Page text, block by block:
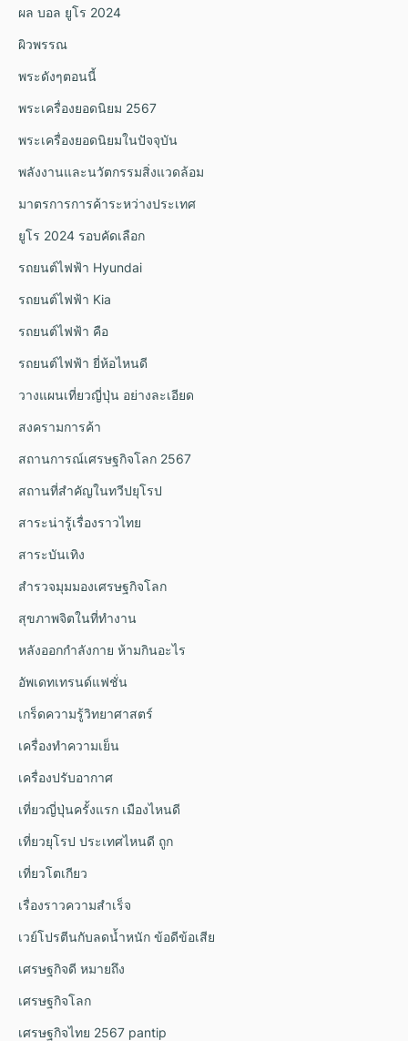
ผล บอล ยูโร 2024
ผิวพรรณ
พระดังๆตอนนี้
พระเครื่องยอดนิยม 2567
พระเครื่องยอดนิยมในปัจจุบัน
พลังงานและนวัตกรรมสิ่งแวดล้อม
มาตรการการค้าระหว่างประเทศ
ยูโร 2024 รอบคัดเลือก
รถยนต์ไฟฟ้า Hyundai
รถยนต์ไฟฟ้า Kia
รถยนต์ไฟฟ้า คือ
รถยนต์ไฟฟ้า ยี่ห้อไหนดี
วางแผนเที่ยวญี่ปุ่น อย่างละเอียด
สงครามการค้า
สถานการณ์เศรษฐกิจโลก 2567
สถานที่สำคัญในทวีปยุโรป
สาระน่ารู้เรื่องราวไทย
สาระบันเทิง
สำรวจมุมมองเศรษฐกิจโลก
สุขภาพจิตในที่ทำงาน
หลังออกกําลังกาย ห้ามกินอะไร
อัพเดทเทรนด์แฟชั่น
เกร็ดความรู้วิทยาศาสตร์
เครื่องทำความเย็น
เครื่องปรับอากาศ
เที่ยวญี่ปุ่นครั้งแรก เมืองไหนดี
เที่ยวยุโรป ประเทศไหนดี ถูก
เที่ยวโตเกียว
เรื่องราวความสำเร็จ
เวย์โปรตีนกับลดน้ำหนัก ข้อดีข้อเสีย
เศรษฐกิจดี หมายถึง
เศรษฐกิจโลก
เศรษฐกิจไทย 2567 pantip